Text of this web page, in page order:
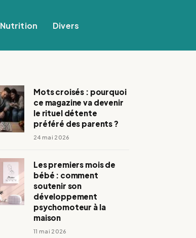
Nutrition Divers
Mots croisés : pourquoi
ce magazine va devenir
le rituel détente
préféré des parents ?
24 mai 2026
Les premiers mois de
bébé : comment
soutenir son
développement
psychomoteur à la
maison
11 mai 2026